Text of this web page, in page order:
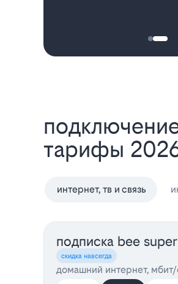
Подключение домашнего интернета и телевидения Билайн в Щелково:
тарифы
интернет, тв и связь
подписка bee
скидка навсегда
домашний интернет,